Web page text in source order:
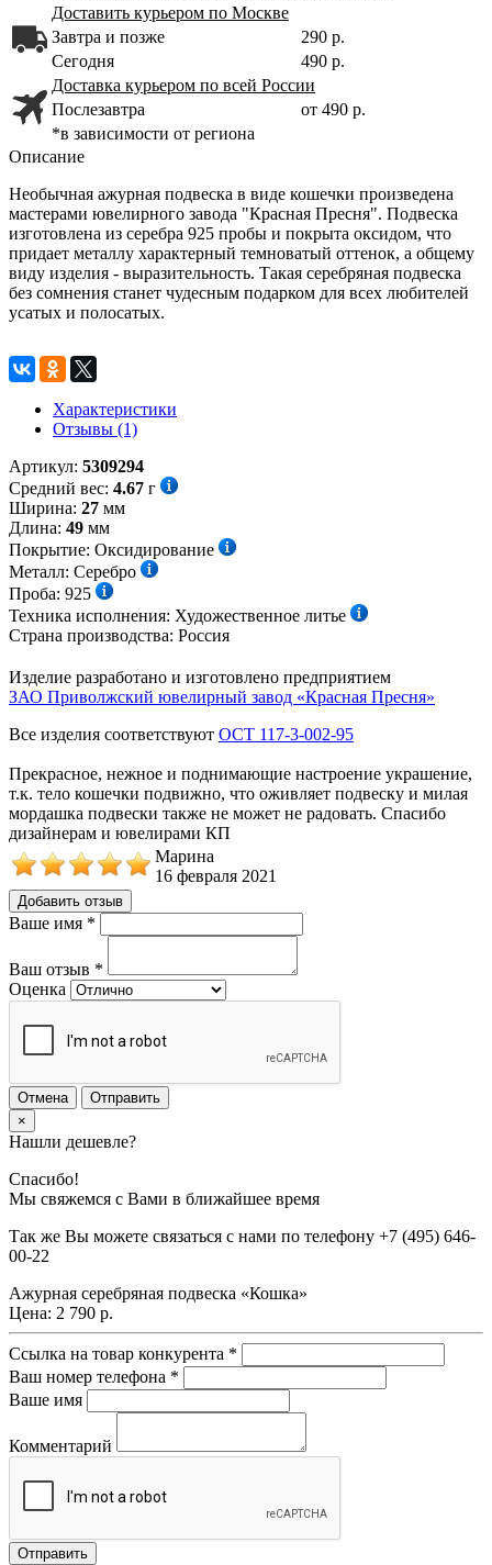
Доставить курьером по Москве
Завтра и позже
290 р.
Сегодня
490 р.
Доставка курьером по всей России
Послезавтра
от 490 р.
*в зависимости от региона
Описание
Необычная ажурная подвеска в виде кошечки произведена
мастерами ювелирного завода "Красная Пресня". Подвеска
изготовлена из серебра 925 пробы и покрыта оксидом, что
придает металлу характерный темноватый оттенок, а общему
виду изделия - выразительность. Такая серебряная подвеска
без сомнения станет чудесным подарком для всех любителей
усатых и полосатых.
Характеристики
Отзывы (1)
Артикул: 5309294
Средний вес: 4.67 г
Ширина: 27 мм
Длина: 49 мм
Покрытие: Оксидирование
Металл: Серебро
Проба: 925
Техника исполнения: Художественное литье
Страна производства: Россия
Изделие разработано и изготовлено предприятием
ЗАО Приволжский ювелирный завод «Красная Пресня»
Все изделия соответствуют ОСТ 117-3-002-95
Прекрасное, нежное и поднимающие настроение украшение,
т.к. тело кошечки подвижно, что оживляет подвеску и милая
мордашка подвески также не может не радовать. Спасибо
дизайнерам и ювелирами КП
Марина
16 февраля 2021
Добавить отзыв
Ваше имя *
Ваш отзыв *
Оценка
Отмена
Отправить
×
Нашли дешевле?
Спасибо!
Мы свяжемся с Вами в ближайшее время
Так же Вы можете связаться с нами по телефону +7 (495) 646-
00-22
Ажурная серебряная подвеска «Кошка»
Цена: 2 790 р.
Ссылка на товар конкурента *
Ваш номер телефона *
Ваше имя
Комментарий